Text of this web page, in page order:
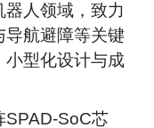
人领域，致力
导航避障等关键
小型化设计与成
SPAD-SoC芯